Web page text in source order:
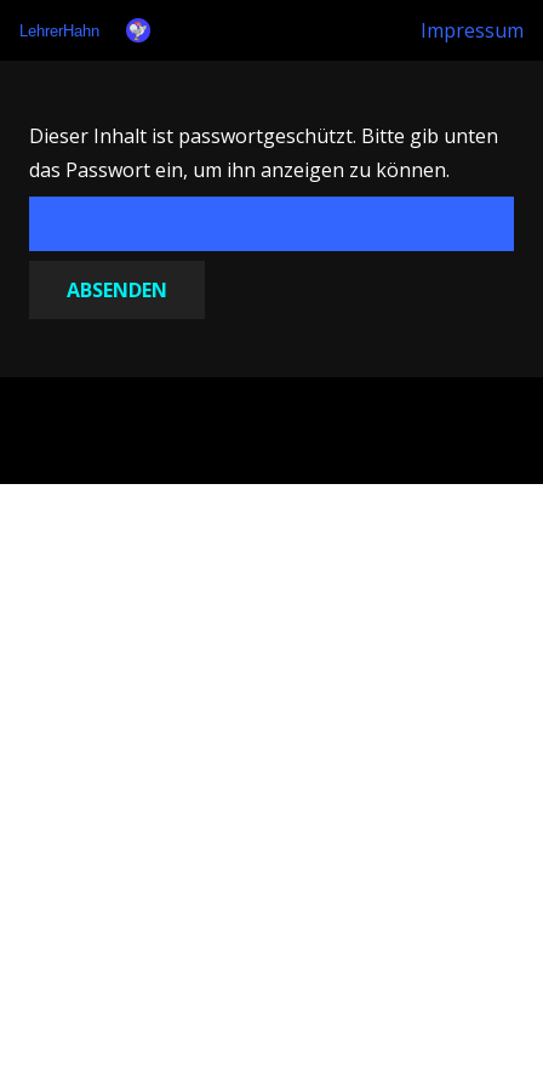
LehrerHahn Impressum
Dieser Inhalt ist passwortgeschützt. Bitte gib unten
das Passwort ein, um ihn anzeigen zu können.